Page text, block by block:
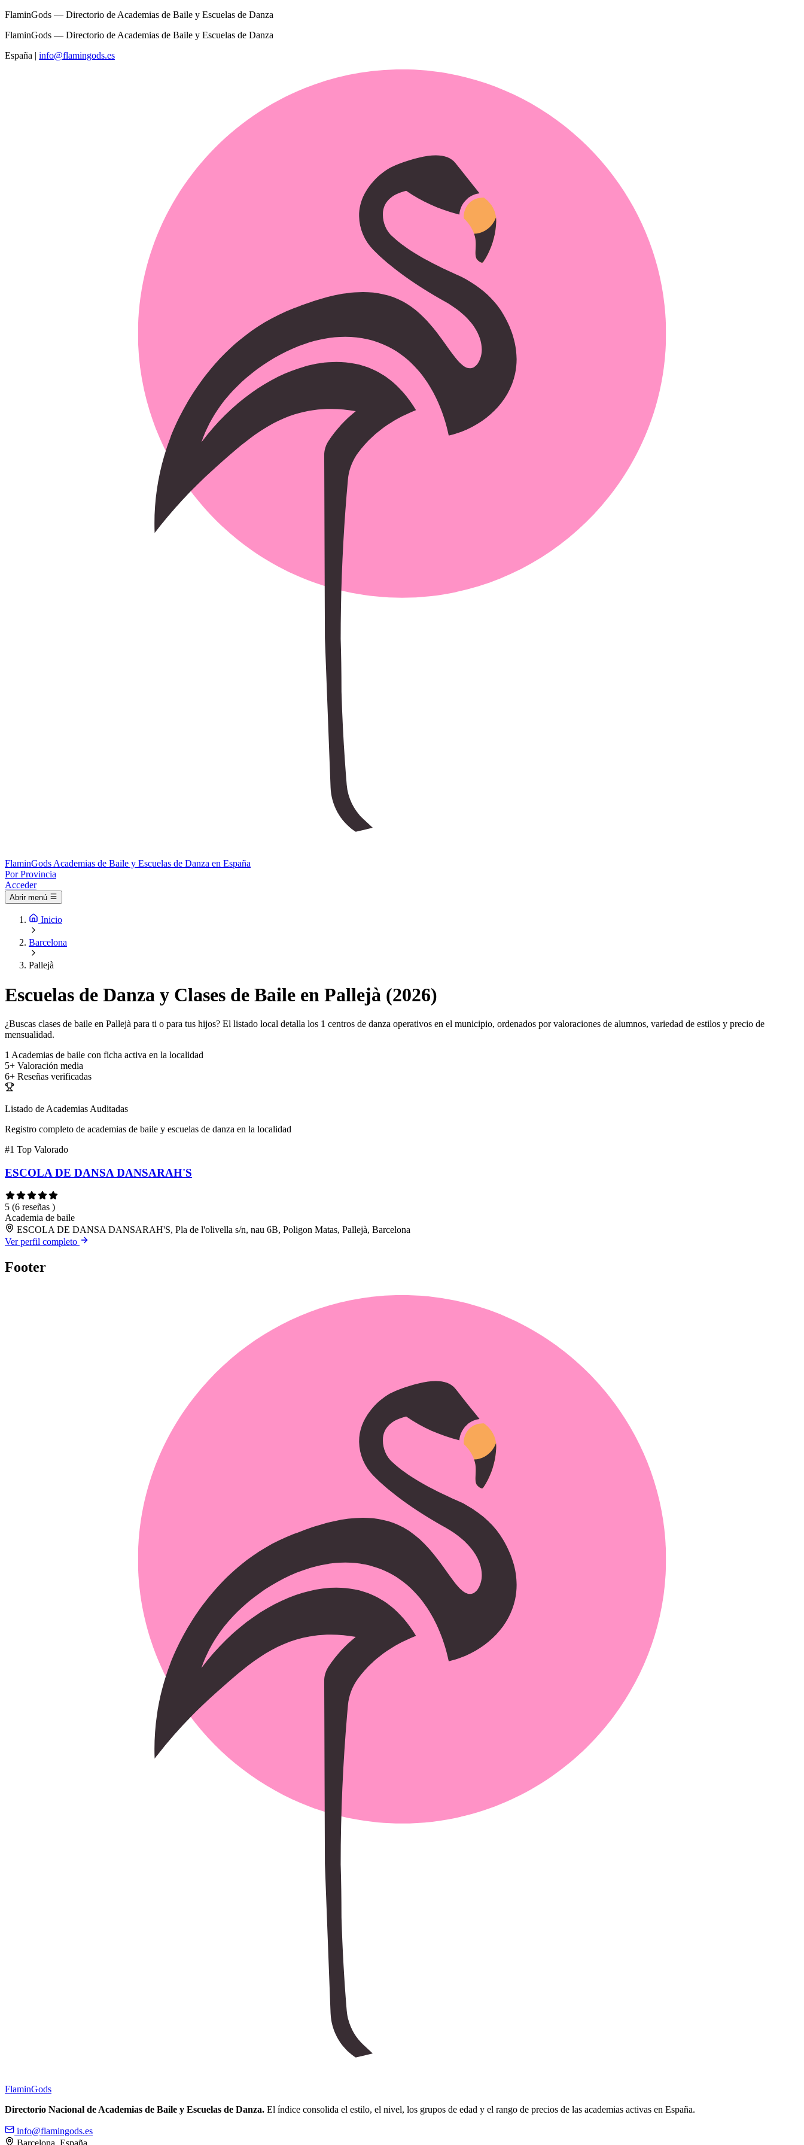
FlaminGods — Directorio de Academias de Baile y Escuelas de Danza
FlaminGods — Directorio de Academias de Baile y Escuelas de Danza
España | info@flamingods.es
FlaminGods Academias de Baile y Escuelas de Danza en España
Por Provincia
Acceder
Abrir menú
Inicio
Barcelona
Pallejà
Escuelas de Danza y Clases de Baile en Pallejà (2026)
¿Buscas clases de baile en Pallejà para ti o para tus hijos? El listado local detalla los 1 centros de danza operativos en el municipio, ordenados por valoraciones de alumnos, variedad de estilos y precio de
mensualidad.
1 Academias de baile con ficha activa en la localidad
5+ Valoración media
6+ Reseñas verificadas
Listado de Academias Auditadas
Registro completo de academias de baile y escuelas de danza en la localidad
#1 Top Valorado
ESCOLA DE DANSA DANSARAH'S
5 (6 reseñas )
Academia de baile
ESCOLA DE DANSA DANSARAH'S, Pla de l'olivella s/n, nau 6B, Poligon Matas, Pallejà, Barcelona
Ver perfil completo
Footer
FlaminGods
Directorio Nacional de Academias de Baile y Escuelas de Danza. El índice consolida el estilo, el nivel, los grupos de edad y el rango de precios de las academias activas en España.
info@flamingods.es